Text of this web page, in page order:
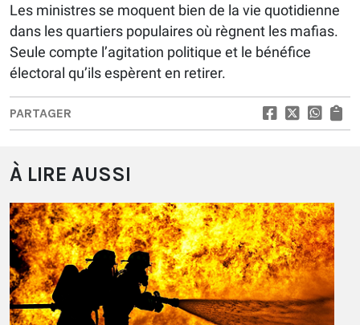
Les ministres se moquent bien de la vie quotidienne
dans les quartiers populaires où règnent les mafias.
Seule compte l’agitation politique et le bénéfice
électoral qu’ils espèrent en retirer.
PARTAGER
À LIRE AUSSI